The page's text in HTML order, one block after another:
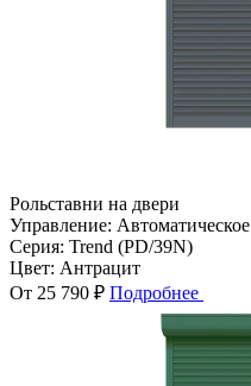
Рольставни на двери
Управление: Автоматическое
Серия: Trend (PD/39N)
Цвет: Антрацит
От 25 790 ₽ Подробнее